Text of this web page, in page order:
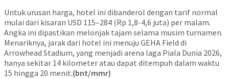
Untuk urusan harga, hotel ini dibanderol dengan tarif normal
mulai dari kisaran USD 115–284 (Rp 1,8-4,6 juta) per malam.
Angka ini dipastikan melonjak tajam selama musim turnamen.
Menariknya, jarak dari hotel ini menuju GEHA Field di
Arrowhead Stadium, yang menjadi arena laga Piala Dunia 2026,
hanya sekitar 14 kilometer atau dapat ditempuh dalam waktu
15 hingga 20 menit.(bnt/mmr)